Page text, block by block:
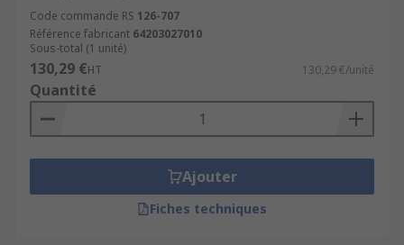
Code commande RS 126-707
Référence fabricant 64203027010
Sous-total (1 unité)
130,29 €HT 130,29 €/unité
Quantité
Ajouter
Fiches techniques